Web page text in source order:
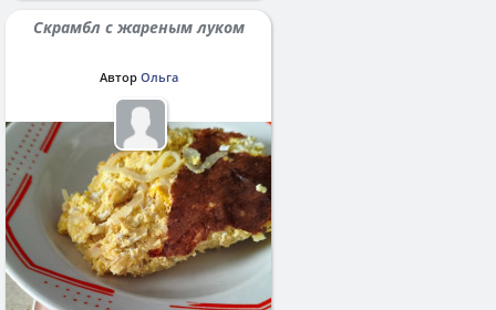
Скрамбл с жареным луком
Автор Ольга